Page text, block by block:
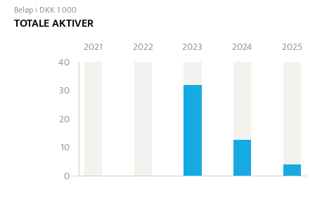
Beløp i DKK 1 000
TOTALE AKTIVER
40
30
20
10
0
2021 2022 2023 2024 2025